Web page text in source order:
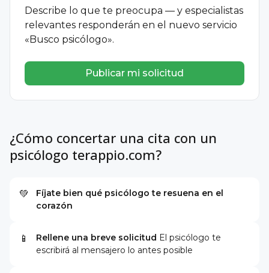
Describe lo que te preocupa — y especialistas
relevantes responderán en el nuevo servicio
«Busco psicólogo».
Publicar mi solicitud
¿Cómo concertar una cita con un
psicólogo terappio.com?
💚
Fíjate bien qué psicólogo te resuena en el
corazón
📱 Rellene una breve solicitud El psicólogo te
escribirá al mensajero lo antes posible